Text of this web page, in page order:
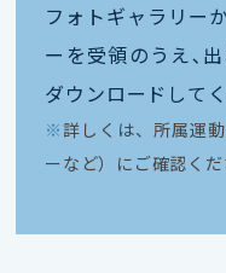
フォトギャラリー
ーを受領のうえ､
ダウンロードして
※ 詳しくは、所属運
ーなど）にご確認くだ